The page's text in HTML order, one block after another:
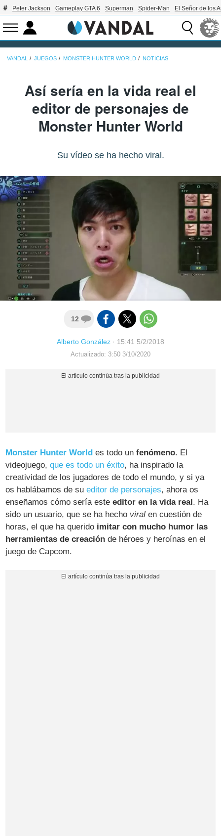
Peter Jackson Gameplay GTA 6 Superman Spider-Man El Señor de los
VANDAL JUEGOS MONSTER HUNTER WORLD NOTICIAS
Así sería en la vida real el
editor de personajes de
Monster Hunter World
Su vídeo se ha hecho viral.
12
Alberto González · 15:41 5/2/2018
Actualizado: 3:50 3/10/2020
Monster Hunter World es todo unfenómeno. El
videojuego,que es todo un éxito, ha inspirado la
creatividad de los jugadores de todo el mundo, y si ya
os hablábamos de sueditor de personajes, ahora os
enseñamos cómo sería esteeditor en la vida real. Ha
sido un usuario, que se ha hecho viral en cuestión de
horas, el que ha querido imitar con mucho humor las
herramientas de creación de héroes y heroínas en el
juego de Capcom.